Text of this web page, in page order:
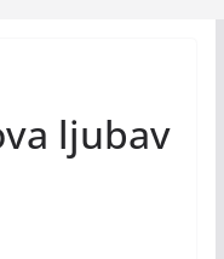
ljubav